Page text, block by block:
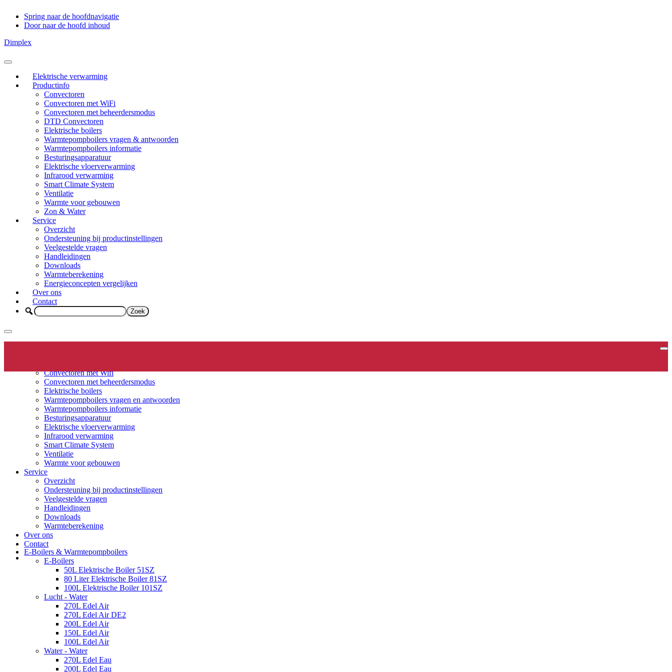
Spring naar de hoofdnavigatie
Door naar de hoofd inhoud
Dimplex
Header
RechtsElektrische verwarming
Productinfo
Convectoren
Convectoren met WiFi
Convectoren met beheerdersmodus
DTD Convectoren
Elektrische boilers
Warmtepompboilers vragen & antwoorden
Warmtepompboilers informatie
Besturingsapparatuur
Elektrische vloerverwarming
Infrarood verwarming
Smart Climate System
Ventilatie
Warmte voor gebouwen
Zon & Water
Service
Overzicht
Ondersteuning bij productinstellingen
Veelgestelde vragen
Handleidingen
Downloads
Warmteberekening
Energieconcepten vergelijken
Over ons
Contact
Convectoren met Wifi
Convectoren met beheerdersmodus
Elektrische boilers
Warmtepompboilers vragen en antwoorden
Warmtepompboilers informatie
Besturingsapparatuur
Elektrische vloerverwarming
Infrarood verwarming
Smart Climate System
Ventilatie
Warmte voor gebouwen
Service
Overzicht
Ondersteuning bij productinstellingen
Veelgestelde vragen
Handleidingen
Downloads
Warmteberekening
Over ons
Contact
E-Boilers & Warmtepompboilers
E-Boilers
50L Elektrische Boiler 51SZ
80 Liter Elektrische Boiler 81SZ
100L Elektrische Boiler 101SZ
Lucht - Water
270L Edel Air
270L Edel Air DE2
200L Edel Air
150L Edel Air
100L Edel Air
Water - Water
270L Edel Eau
200L Edel Eau